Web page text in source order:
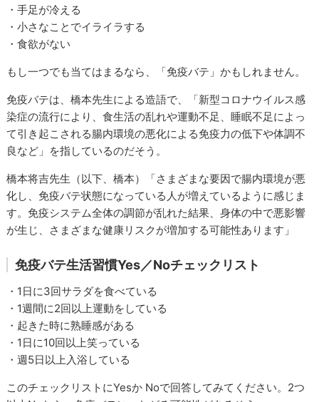
・手足が冷える
・小さなことでイライラする
・食欲がない
もし一つでも当てはまるなら、「免疫バテ」かもしれません。
免疫バテは、橋本先生による造語で、「新型コロナウイルス感
染症の流行により、食生活の乱れや運動不足、睡眠不足によっ
て引き起こされる腸内環境の悪化による免疫力の低下や体調不
良など」を指しているのだそう。
橋本将吉先生（以下、橋本）「さまざまな要因で腸内環境が悪
化し、免疫バテ状態になっている人が増えているように感じま
す。免疫システム全体の調節が乱れた結果、身体の中で悪影響
が生じ、さまざまな健康リスクが増加する可能性あります」
免疫バテ生活習慣Yes／Noチェックリスト
・1日に3回サラダを食べている
・1週間に2回以上運動をしている
・起きた時に熟睡感がある
・1日に10回以上笑っている
・週5日以上入浴している
このチェックリストにYesか Noで回答してみてください。2つ